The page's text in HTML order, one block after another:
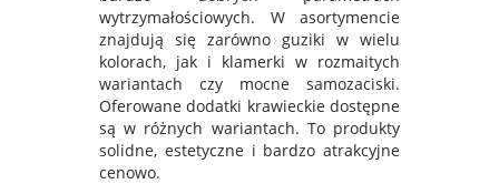
wytrzymałościowych. W asortymencie
znajdują się zarówno guziki w wielu
kolorach, jak i klamerki w rozmaitych
wariantach czy mocne samozaciski.
Oferowane dodatki krawieckie dostępne
są w różnych wariantach. To produkty
solidne, estetyczne i bardzo atrakcyjne
cenowo.